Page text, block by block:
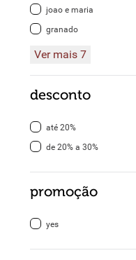
joao e maria
granado
Ver mais 7
desconto
até 20%
de 20% a 30%
promoção
yes